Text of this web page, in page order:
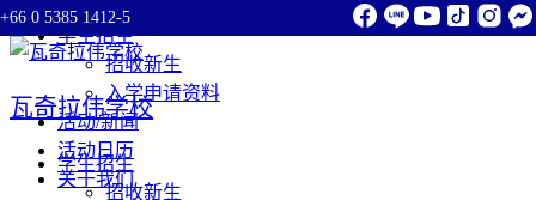
Skip
to
+66 0 5385 1412-5
瓦奇拉伟学校
学生招生
招收新生
学生招生
招收新生
入学申请资料
活动/新闻
活动日历
关于我们